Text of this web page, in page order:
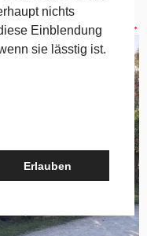
Nächstes →
nichts
Einblendung
sie lässtig ist.
Erlauben